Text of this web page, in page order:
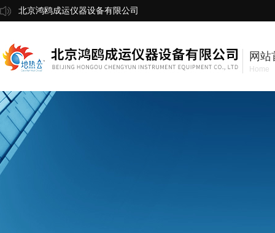
北京鸿鸥成运仪器设备有限公司
网站
Home